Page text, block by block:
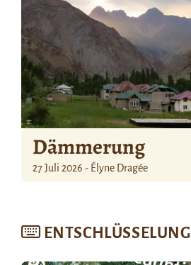
Dämmerung
27 Juli 2026 - Élyne Dragée
ENTSCHLÜSSELUNG